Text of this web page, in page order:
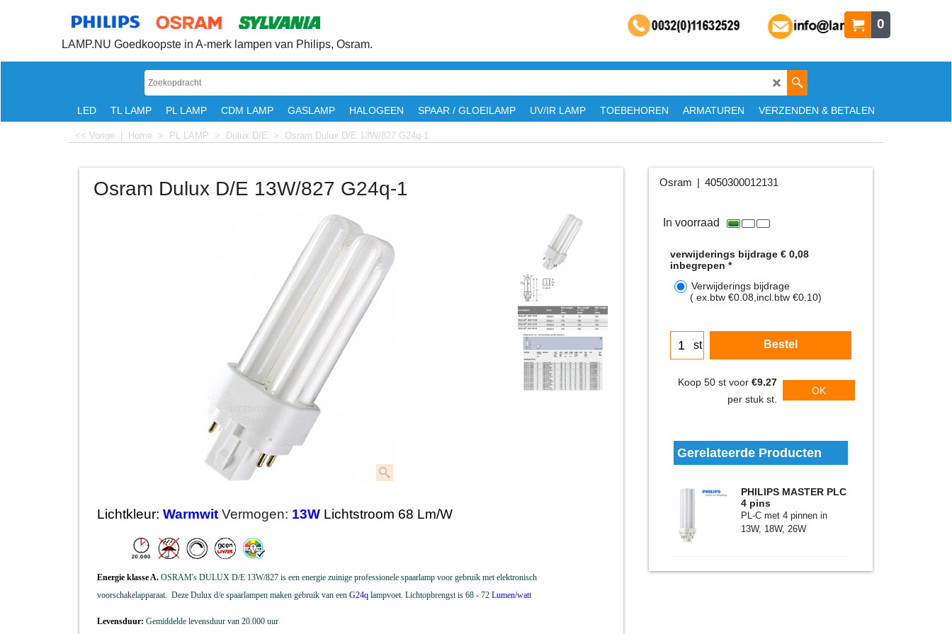
0
LAMP.NU Goedkoopste in A-merk lampen van Philips, Osram.
LED TL LAMP PL LAMP CDM LAMP GASLAMP HALOGEEN SPAAR / GLOEILAMP UV/IR LAMP TOEBEHOREN ARMATUREN VERZENDEN & BETALEN
<< Vorige Home > PL LAMP > Dulux D/E > Osram Dulux D/E 13W/827 G24q-1
Osram Dulux D/E 13W/827 G24q-1
Lichtkleur: Warmwit Vermogen: 13W Lichtstroom 68 Lm/W
Energie klasse A. OSRAM's DULUX D/E 13W/827 is een energie zuinige professionele spaarlamp voor gebruik met elektronisch
voorschakelapparaat. Deze Dulux d/e spaarlampen maken gebruik van een G24q lampvoet. Lichtopbrengst is 68 - 72 Lumen/watt
Levensduur: Gemiddelde levensduur van 20.000 uur
Osram 4050300012131
11.33 incl.btw
verwijderings bijdrage € 0,08
inbegrepen*
Verwijderings bijdrage
st Bestel
Koop 50 st voor€9.27
Gerelateerde Producten
PHILIPS MASTER PLC
4 pins
PL-C met 4 pinnen in